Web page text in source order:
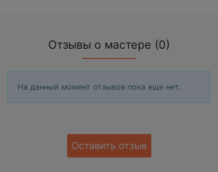
Отзывы о мастере (0)
На данный момент отзывов пока еще нет.
Оставить отзыв